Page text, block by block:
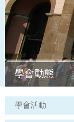
學會動態
學會活動